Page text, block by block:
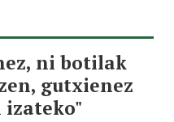
ni botilak
gutxienez